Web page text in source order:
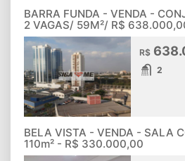
BARRA FUNDA - VENDA -
2 VAGAS/ 59M²/ R$
R$
2
BELA VISTA - VENDA - SALA
110m² - R$ 330.000,00